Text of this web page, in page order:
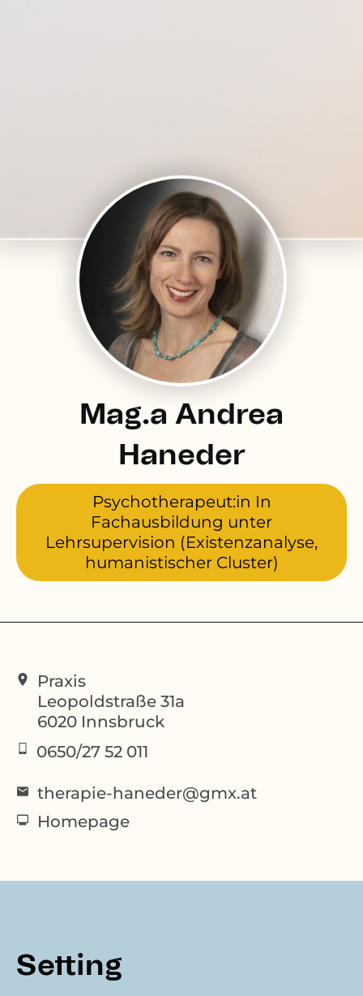
Mag.a Andrea
Haneder
Psychotherapeut:in In
Fachausbildung unter
Lehrsupervision (Existenzanalyse,
humanistischer Cluster)
Praxis
Leopoldstraße 31a
6020 Innsbruck
0650/27 52 011
therapie-haneder@gmx.at
Homepage
Setting